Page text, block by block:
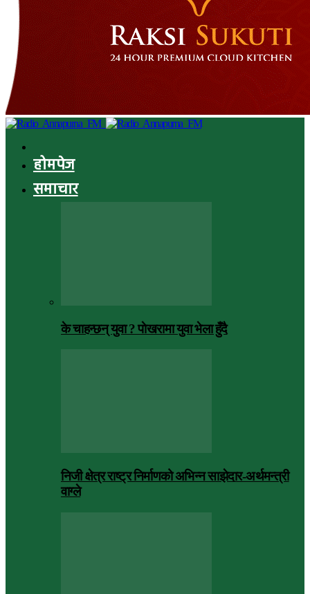
होमपेज
समाचार
के चाहन्छन् युवा ? पाेखरामा युवा भेला हुँदै
निजी क्षेत्र राष्ट्र निर्माणको अभिन्न साझेदार-अर्थमन्त्री
वाग्ले